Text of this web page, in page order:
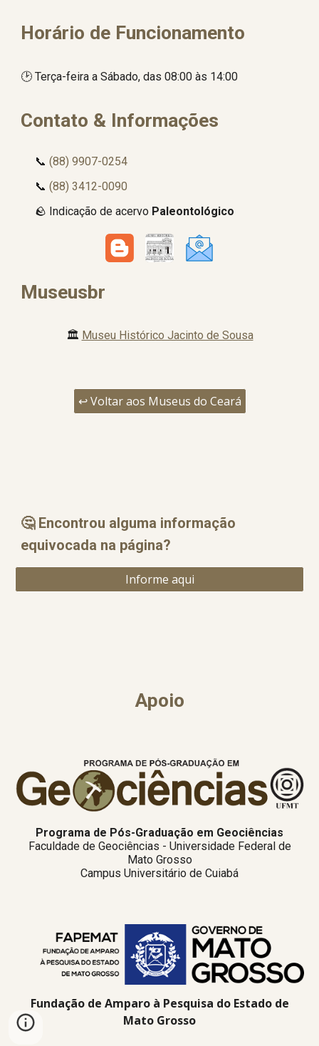
Horário de Funcionamento
🕑 Terça-feira a Sábado, das 08:00 às 14:00
Contato & Informações
📞 (88) 9907-0254
📞(88) 3412-0090
🪨 Indicação de acervo Paleontológico
Museusbr
🏛️ Museu Histórico Jacinto de Sousa
↩️ Voltar aos Museus do Ceará
🤔 Encontrou alguma informação
equivocada na página?
Informe aqui
Apoio
Programa de Pós-Graduação em Geociências
Faculdade de Geociências - Universidade Federal de
Mato Grosso
Campus Universitário de Cuiabá
Fundação de Amparo à Pesquisa do Estado de
Mato Grosso